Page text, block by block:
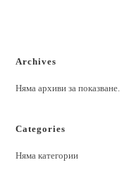
Archives
Няма архиви за показване.
Categories
Няма категории